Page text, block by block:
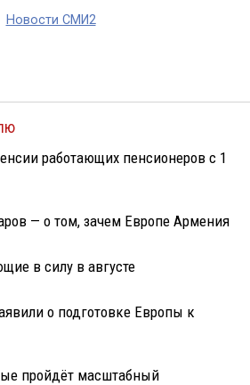
Новости СМИ2
работающих пенсионеров с 1
— о том, зачем Европе Армения
в силу в августе
о подготовке Европы к
пройдёт масштабный